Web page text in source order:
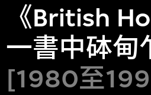
《British
一書中砵甸
[1980至